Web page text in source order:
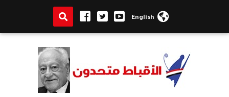
English